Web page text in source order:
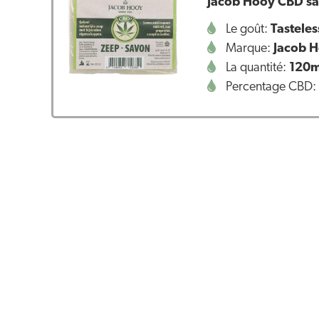
Le goût:
Marque: Jacob
La quantité:
Percentage CBD: